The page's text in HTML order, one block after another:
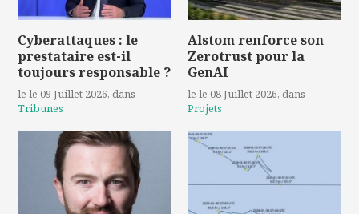
Cyberattaques : le
prestataire est-il
toujours responsable ?
le le 09 Juillet 2026, dans
Tribunes
Alstom renforce son
Zerotrust pour la
GenAI
le le 08 Juillet 2026, dans
Projets